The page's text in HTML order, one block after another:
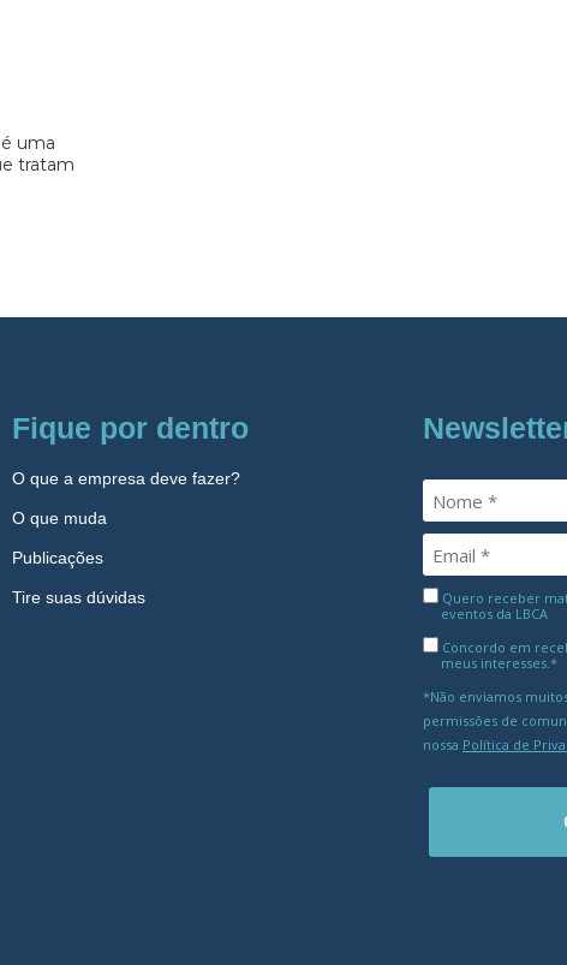
uma
tratam
Fique por dentro
O que a empresa deve fazer?
O que muda
Publicações
Tire suas dúvidas
Quero receber
eventos da LBCA
Concordo em
meus interesses.*
*Não enviamos
permissões de
nossa Política de